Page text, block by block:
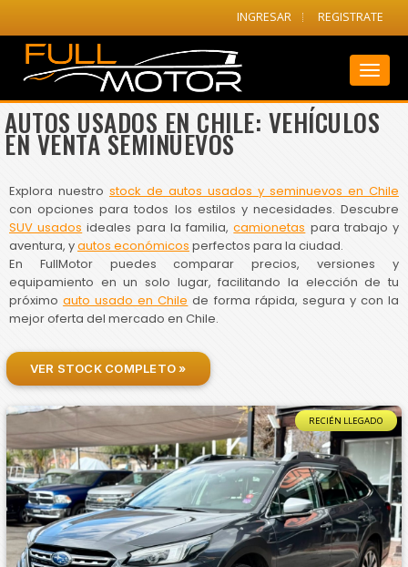
INGRESAR REGISTRATE
AUTOS USADOS EN CHILE: VEHÍCULOS
EN VENTA SEMINUEVOS
Explora nuestro stock de autos usados y seminuevos en Chile
con opciones para todos los estilos y necesidades. Descubre
SUV usados ideales para la familia,camionetas para trabajo y
aventura, yautos económicos perfectos para la ciudad.
En FullMotor puedes comparar precios, versiones y
equipamiento en un solo lugar, facilitando la elección de tu
próximoauto usado en Chile de forma rápida, segura y con la
mejor oferta del mercado en Chile.
VER STOCK COMPLETO »
RECIÉN LLEGADO